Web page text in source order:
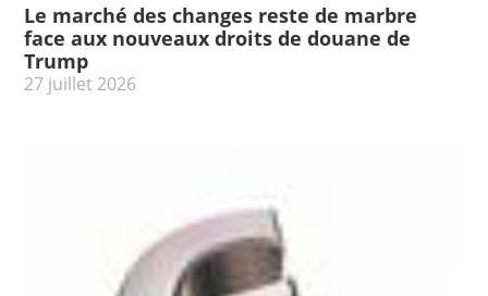
Le marché des changes reste de marbre
face aux nouveaux droits de douane de
Trump
27 juillet 2026